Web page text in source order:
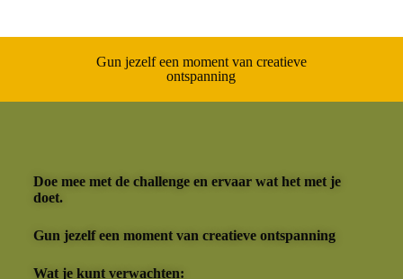
Gun jezelf een moment van creatieve
ontspanning
Doe mee met de challenge en ervaar wat het met je
doet.
Gun jezelf een moment van creatieve ontspanning
Wat je kunt verwachten: